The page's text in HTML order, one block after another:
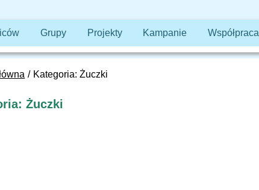
Grupy Projekty Kampanie Współpraca
Kategoria: Żuczki
Żuczki